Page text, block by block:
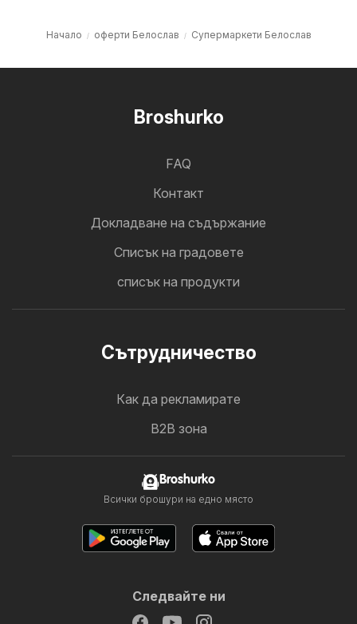
Начало оферти Белослав Супермаркети Белослав
Broshurko
FAQ
Контакт
Докладване на съдържание
Cписък на градовете
списък на продукти
Cътрудничество
Как да рекламирате
B2B зона
Broshurko
Всички брошури на едно място
Следвайте ни